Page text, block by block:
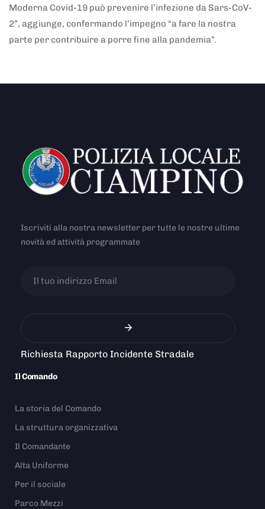
Moderna Covid-19 può prevenire l’infezione da Sars-CoV-
2”, aggiunge, confermando l’impegno “a fare la nostra
parte per contribuire a porre fine alla pandemia”.
Iscriviti alla nostra newsletter per tutte le nostre ultime
novità ed attività programmate
Richiesta Rapporto Incidente Stradale
Il Comando
La storia del Comando
La struttura organizzativa
Il Comandante
Alta Uniforme
Per il sociale
Parco Mezzi